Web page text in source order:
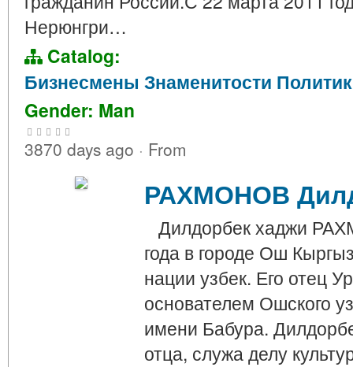
Нерюнгри…
Catalog:
Бизнесмены Знаменитости
Gender: Man
3870 days ago · From
РАХМОНОВ
Дилдорбек хаджи
года в городе Ош
нации узбек. Его отец
основателем Ошского
имени Бабура.
отца, служа делу